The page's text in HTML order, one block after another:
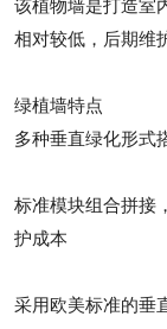
该植物墙是打造室
相对较低，后期维
绿植墙特点
多种垂直绿化形式
标准模块组合拼接
护成本
采用欧美标准的垂